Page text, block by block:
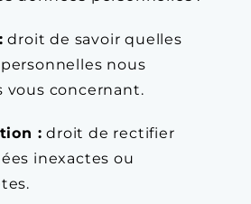
droit de savoir quelles
nous
vous concernant.
: droit de rectifier
inexactes ou